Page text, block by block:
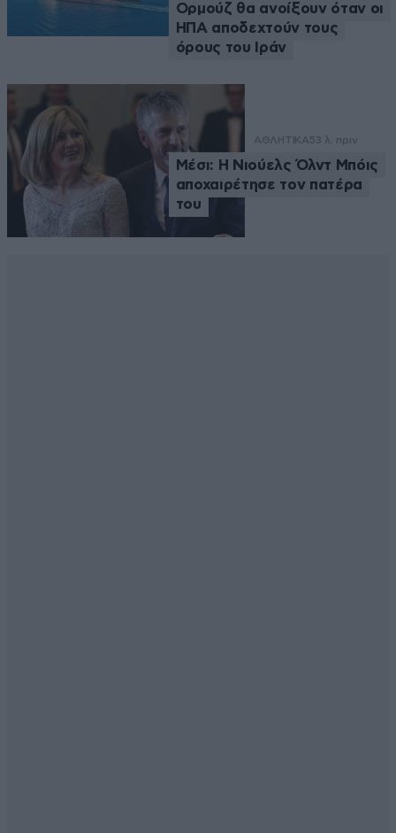
Ορμούζ θα ανοίξουν όταν οι
ΗΠΑ αποδεχτούν τους
όρους του Ιράν
ΑΘΛΗΤΙΚΑ53 λ. πριν
Μέσι: Η Νιούελς Όλντ Μπόις
αποχαιρέτησε τον πατέρα
του